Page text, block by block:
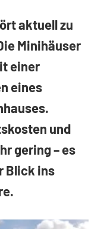
aktuell zu
Minihäuser
einer
eines
und
gering – es
Blick ins